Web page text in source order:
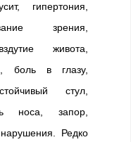
гипертония,
зрения,
живота,
боль в глазу,
стул,
носа, запор,
Редко